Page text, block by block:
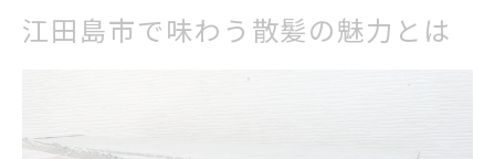
散髪を通じた広島県江田島市の発見
散髪で見つける江田島市ならではの魅力
地域密着の散髪店を巡る新たな発見
江田島市で味わう散髪の魅力とは